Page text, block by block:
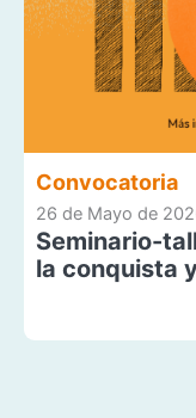
Convocatoria
26 de Mayo de
Seminario-
la conquista